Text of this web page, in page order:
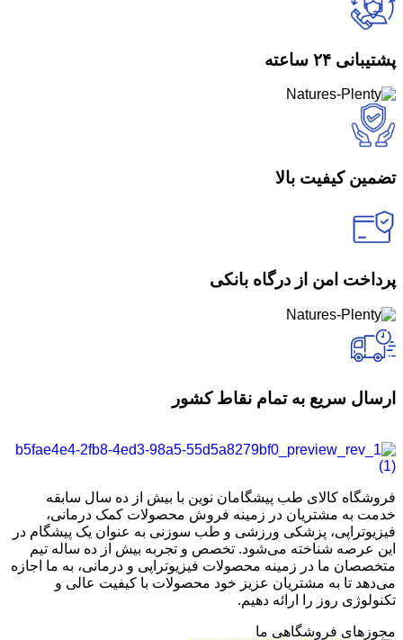
پشتیبانی ۲۴ ساعته
تضمین کیفیت بالا
پرداخت امن از درگاه بانکی
ارسال سریع به تمام نقاط کشور
فروشگاه کالای طب پیشگامان نوین با بیش از ده سال سابقه
خدمت به مشتریان در زمینه فروش محصولات کمک درمانی،
فیزیوتراپی، پزشکی ورزشی و طب سوزنی به عنوان یک پیشگام در
این عرصه شناخته می‌شود. تخصص و تجربه بیش از ده ساله تیم
متخصصان ما در زمینه محصولات فیزیوتراپی و درمانی، به ما اجازه
می‌دهد تا به مشتریان عزیز خود محصولات با کیفیت عالی و
تکنولوژی روز را ارائه دهیم.
مجوزهای فروشگاهی ما